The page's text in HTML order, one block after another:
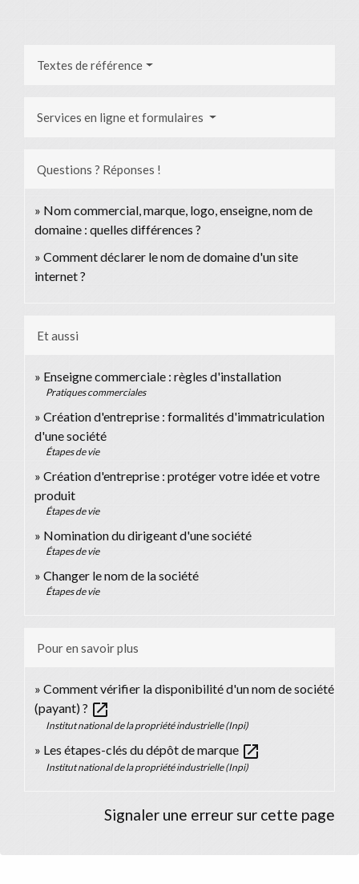
Textes de référence
Services en ligne et formulaires
Questions ? Réponses !
Nom commercial, marque, logo, enseigne, nom de
domaine : quelles différences ?
Comment déclarer le nom de domaine d'un site
internet ?
Et aussi
Enseigne commerciale : règles d'installation
Pratiques commerciales
Création d'entreprise : formalités d'immatriculation
d'une société
Étapes de vie
Création d'entreprise : protéger votre idée et votre
produit
Étapes de vie
Nomination du dirigeant d'une société
Étapes de vie
Changer le nom de la société
Étapes de vie
Pour en savoir plus
Comment vérifier la disponibilité d'un nom de société
(payant) ? open_in_new
Institut national de la propriété industrielle (Inpi)
Les étapes-clés du dépôt de marque open_in_new
Institut national de la propriété industrielle (Inpi)
Signaler une erreur sur cette page